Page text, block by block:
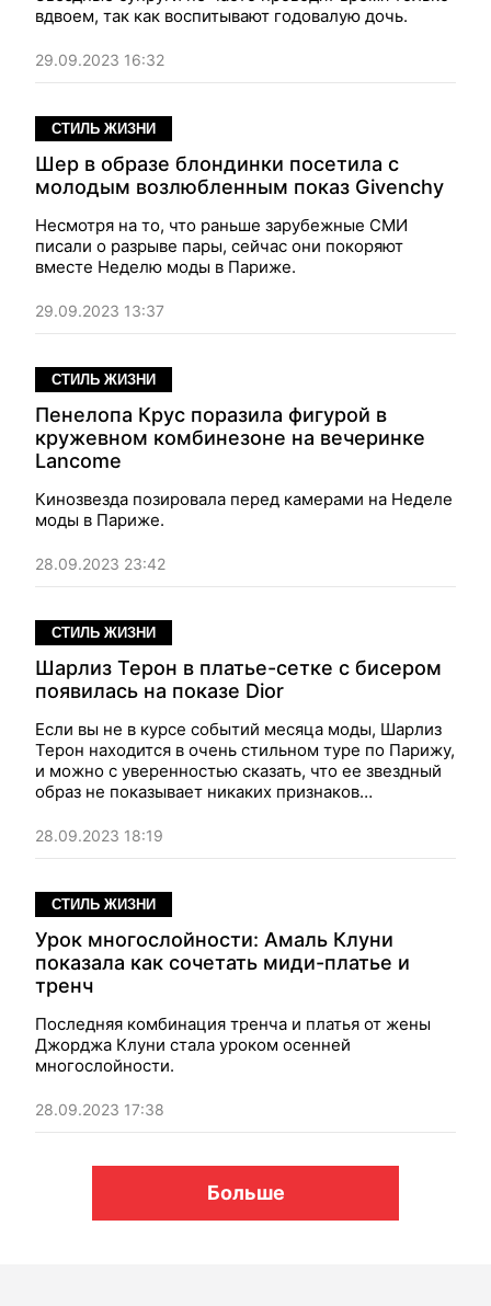
вдвоем, так как воспитывают годовалую дочь.
29.09.2023 16:32
СТИЛЬ ЖИЗНИ
Шер в образе блондинки посетила с
молодым возлюбленным показ Givenchy
Несмотря на то, что раньше зарубежные СМИ
писали о разрыве пары, сейчас они покоряют
вместе Неделю моды в Париже.
29.09.2023 13:37
СТИЛЬ ЖИЗНИ
Пенелопа Крус поразила фигурой в
кружевном комбинезоне на вечеринке
Lancome
Кинозвезда позировала перед камерами на Неделе
моды в Париже.
28.09.2023 23:42
СТИЛЬ ЖИЗНИ
Шарлиз Терон в платье-сетке с бисером
появилась на показе Dior
Если вы не в курсе событий месяца моды, Шарлиз
Терон находится в очень стильном туре по Парижу,
и можно с уверенностью сказать, что ее звездный
образ не показывает никаких признаков
28.09.2023 18:19
СТИЛЬ ЖИЗНИ
Урок многослойности: Амаль Клуни
показала как сочетать миди-платье и
тренч
Последняя комбинация тренча и платья от жены
Джорджа Клуни стала уроком осенней
многослойности.
28.09.2023 17:38
Больше